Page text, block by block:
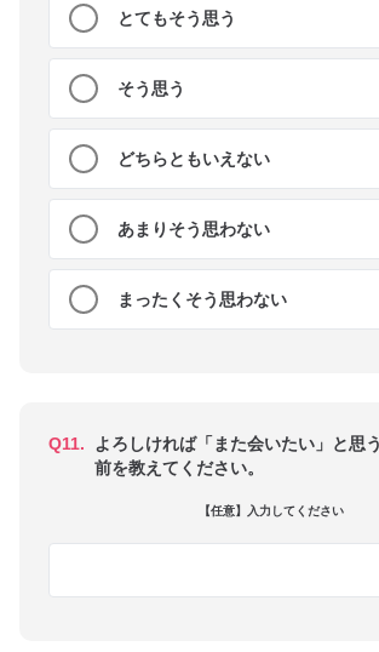
とてもそう思う
そう思う
どちらともいえない
あまりそう思わない
まったくそう思わない
Q11.
よろしければ「また会いたい」と思
前を教えてください。
【任意】入力してください